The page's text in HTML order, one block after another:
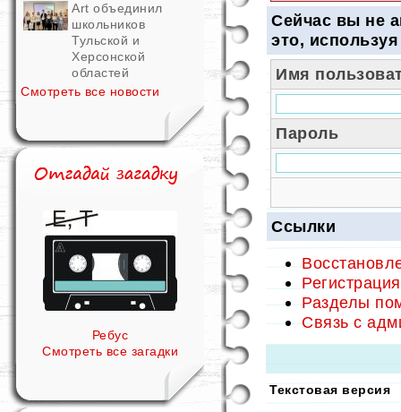
Art объединил
школьников
Тульской и
Херсонской
областей
Смотреть все новости
Ребус
Смотреть все загадки
Сейчас вы не
это,
Имя
Пароль
Ссылки
Разделы
Связь с
Текстовая версия